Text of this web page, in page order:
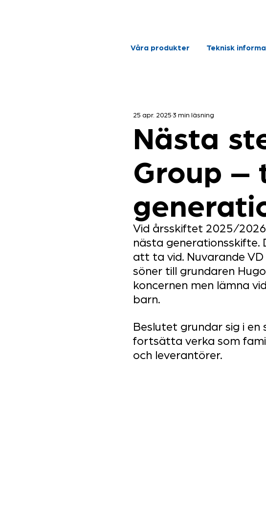
Våra produkter Teknisk
Nästa
Group –
25 apr. 2025 3 min läsning
Vid årsskiftet 2025/
nästa generationsskifte.
att ta vid. Nuvarande VD
söner till grundaren
koncernen men lämna
barn.
Beslutet grundar sig i en
fortsätta verka som
och leverantörer.